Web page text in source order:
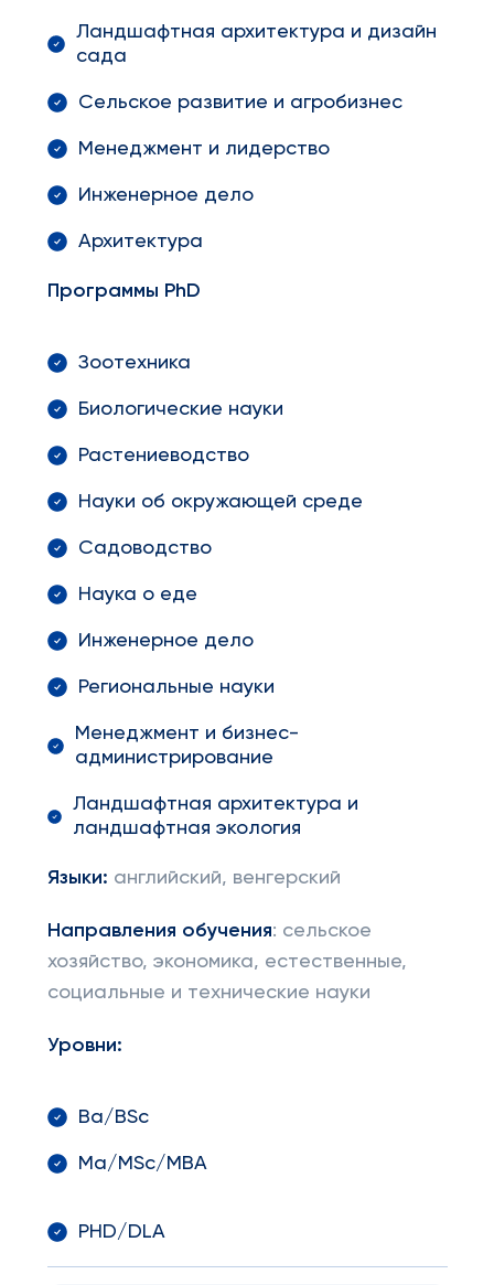
Ландшафтная архитектура и дизайн
сада
Сельское развитие и агробизнес
Менеджмент и лидерство
Инженерное дело
Архитектура
Программы PhD
Зоотехника
Биологические науки
Растениеводство
Науки об окружающей среде
Садоводство
Наука о еде
Инженерное дело
Региональные науки
Менеджмент и бизнес-
администрирование
Ландшафтная архитектура и
ландшафтная экология
Языки: английский, венгерский
Направления обучения: сельское
хозяйство, экономика, естественные,
социальные и технические науки
Уровни:
Ba/BSc
Ma/MSc/MBA
PHD/DLA